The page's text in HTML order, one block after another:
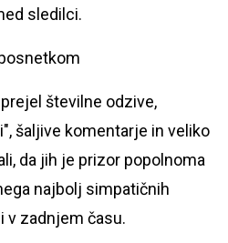
sledilci.
številne odzive,
šaljive komentarje in veliko
da jih je prizor popolnoma
najbolj simpatičnih
v zadnjem času.